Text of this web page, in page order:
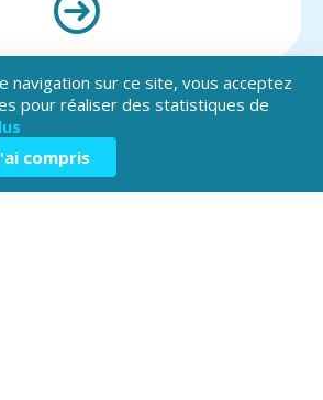
Valoriser
et des actualités du patrimoine des
Hautes-Alpes
navigation sur ce site, vous acceptez
pour réaliser des statistiques de
compris